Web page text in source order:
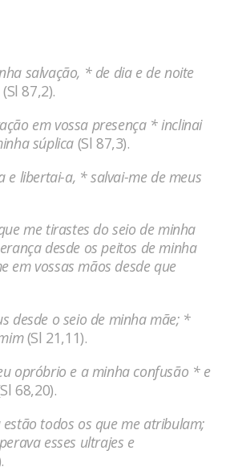
salvação, * de dia e de noite
(Sl 87,2).
em vossa presença * inclinai
súplica (Sl 87,3).
e libertai-a, * salvai-me de meus
me tirastes do seio de minha
desde os peitos de minha
em vossas mãos desde que
desde o seio de minha mãe; *
(Sl 21,11).
opróbrio e a minha confusão * e
68,20).
estão todos os que me atribulam;
esses ultrajes e